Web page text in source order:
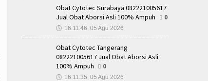
Obat Cytotec Surabaya 082221005617
Jual Obat Aborsi Asli 100% Ampuh
0
🕔 16:11:46, 05 Agu 2026
Obat Cytotec Tangerang
082221005617 Jual Obat Aborsi Asli
100% Ampuh
0
🕔 16:11:35, 05 Agu 2026